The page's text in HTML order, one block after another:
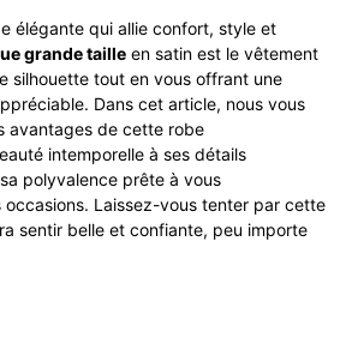
élégante qui allie confort, style et
grande taille en satin est le vêtement
silhouette tout en vous offrant une
Dans cet article, nous vous
avantages de cette robe
intemporelle à ses détails
polyvalence prête à vous
Laissez-vous tenter par cette
sentir belle et confiante, peu importe